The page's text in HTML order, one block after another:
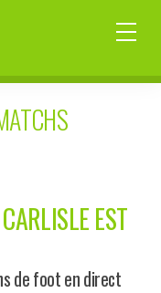
EST
de foot en direct